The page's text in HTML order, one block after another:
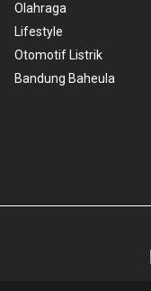
Olahraga
Lifestyle
Otomotif Listrik
Bandung Baheula